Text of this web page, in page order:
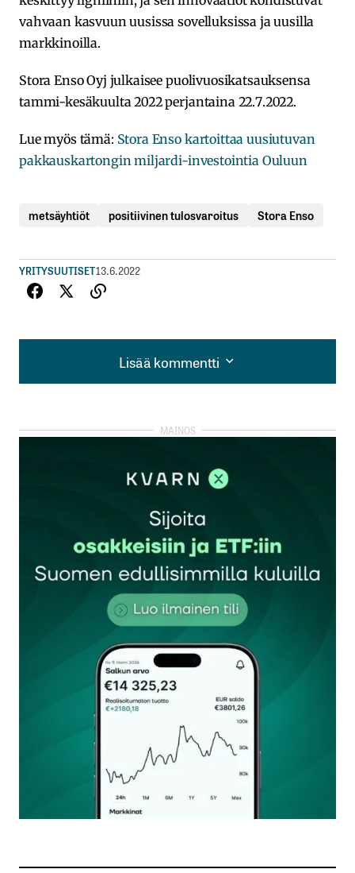
vahvaan kasvuun uusissa sovelluksissa ja uusilla
markkinoilla.
Stora Enso Oyj julkaisee puolivuosikatsauksensa
tammi-kesäkuulta 2022 perjantaina 22.7.2022.
Lue myös tämä: Stora Enso kartoittaa uusiutuvan
pakkauskartongin miljardi-investointia Ouluun
metsäyhtiöt positiivinen tulosvaroitus Stora Enso
YRITYSUUTISET13.6.2022
Lisää kommentti
Lisää kommentti
kirjautua
rekisteröityä
Sähköpostiosoitettasi ei julkaista.Pakolliset
kentät on merkitty*
Kommentti*
Nimesi tai nimimerkkisi
Sähköpostiosoitteesi
Tilaa SalkunRakentajan uutiskirje